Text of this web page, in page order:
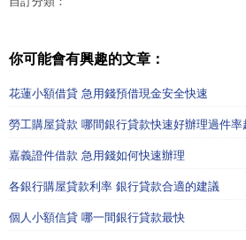
你可能會有興趣的文章：
花蓮小額借貸 急用錢預借現金安全快速
勞工購屋貸款 哪間銀行貸款快速好辦理過件率
嘉義證件借款 急用錢如何快速辦理
各銀行購屋貸款利率 銀行貸款合適的建議
個人小額信貸 哪一間銀行貸款最快